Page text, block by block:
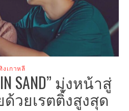
งเกาหลี
IN SAND” มุ่งหน้าสู่
วยเรตติ้งสูงสุด